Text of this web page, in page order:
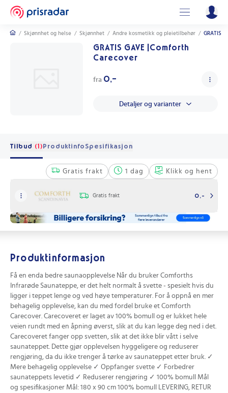
/ Skjønnhet og helse / Skjønnhet / Andre kosmetikk og pleietilbehør / GRATIS
GRATIS GAVE |Comforth
Carecover
fra 0,-
Detaljer og varianter
Tilbud (1)Produktinfo Spesifikasjon
Gratis frakt 1 dag Klikk og hent
Gratis frakt 0,-
Produktinformasjon
Få en enda bedre saunaopplevelse Når du bruker Comforths
Infrarøde Saunateppe, er det helt normalt å svette - spesielt hvis du
ligger i teppet lenge og ved høye temperaturer. For å oppnå en mer
behagelig opplevelse, kan du med fordel bruke et Comforth
Carecover. Carecoveret er laget av 100% bomull og er lukket hele
veien rundt med en åpning øverst, slik at du kan legge deg ned i det.
Carecoveret fanger opp svetten, slik at det ikke blir vått i selve
saunateppet. Dette gjør opplevelsen hyggeligere og reduserer
rengjøring, da du ikke trenger å tørke av saunateppet etter bruk. ✓
Mere behagelig opplevelse ✓ Oppfanger svette ✓ Forbedrer
saunateppets levetid ✓ Reduserer rengjøring ✓ 100% bomull Mål
og spesifikasjoner Mål: 180 x 90 cm 100% bomull LEVERING, RETUR